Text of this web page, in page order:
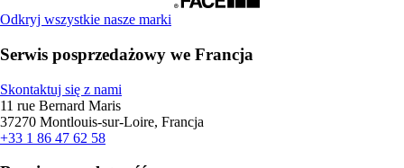
Odkryj wszystkie nasze marki
Serwis posprzedażowy we Francja
Skontaktuj się z nami
11 rue Bernard Maris
37270 Montlouis-sur-Loire, Francja
+33 1 86 47 62 58